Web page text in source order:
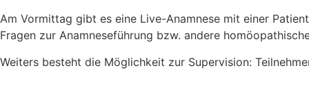
Am Vormittag gibt es eine Live-Anamnese mit einer
Fragen zur Anamneseführung bzw. andere
Weiters besteht die Möglichkeit zur Supervision: